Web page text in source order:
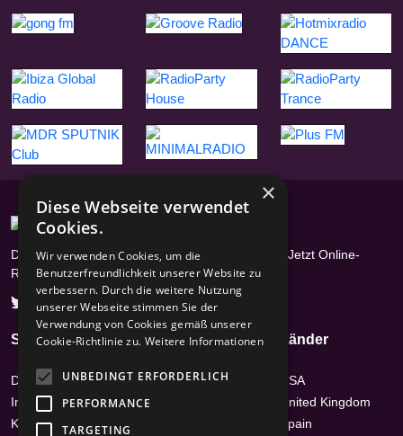
Das Radioportal mit über 17400 Radiosendern - Jetzt Online-
Radios hören
Seiten
Datenschutz
Impressum /
Kontakt
Genres
Hits
News-Talk
Länder
USA
United Kingdom
Spain
×
Diese Webseite verwendet
Cookies.
Wir verwenden Cookies, um die
Benutzerfreundlichkeit unserer Website zu
verbessern. Durch die weitere Nutzung
unserer Webseite stimmen Sie der
Verwendung von Cookies gemäß unserer
Cookie-Richtlinie zu. Weitere Informationen
UNBEDINGT ERFORDERLICH
PERFORMANCE
TARGETING